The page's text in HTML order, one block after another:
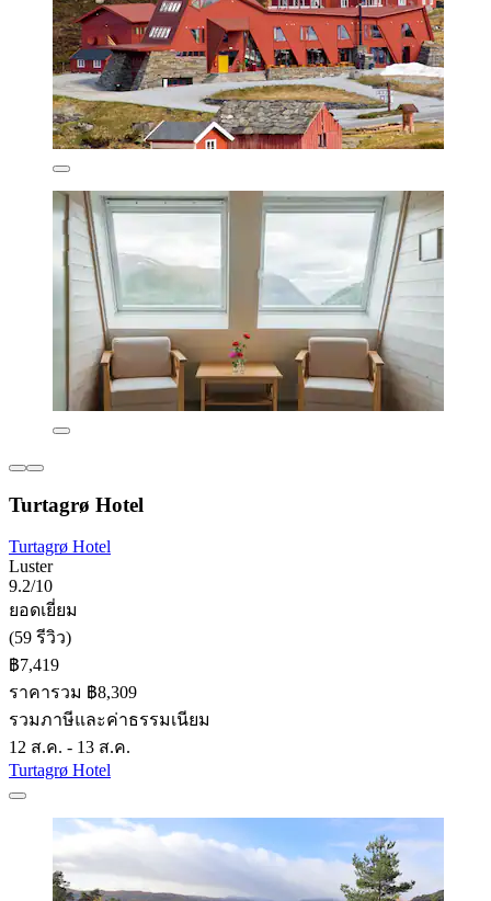
Turtagrø Hotel
Turtagrø Hotel
Luster
9.2/10
ยอดเยี่ยม
(59 รีวิว)
฿7,419
ราคารวม ฿8,309
รวมภาษีและค่าธรรมเนียม
12 ส.ค. - 13 ส.ค.
Turtagrø Hotel